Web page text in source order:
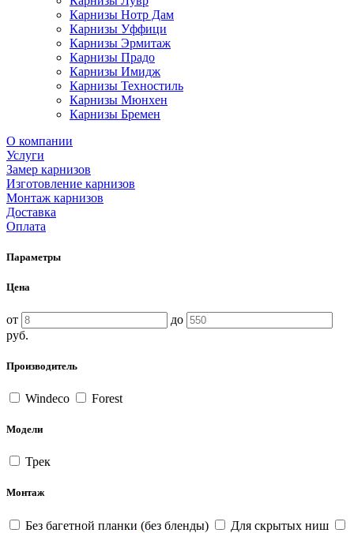
Карнизы Нотр Дам
Карнизы Уффици
Карнизы Эрмитаж
Карнизы Прадо
Карнизы Имидж
Карнизы Техностиль
Карнизы Мюнхен
Карнизы Бремен
О компании
Услуги
Замер карнизов
Изготовление карнизов
Монтаж карнизов
Доставка
Оплата
Параметры
Цена
от
до
руб.
Производитель
Windeco Forest
Модели
Трек
Монтаж
Без багетной планки (без бленды)
Для скрытых ниш